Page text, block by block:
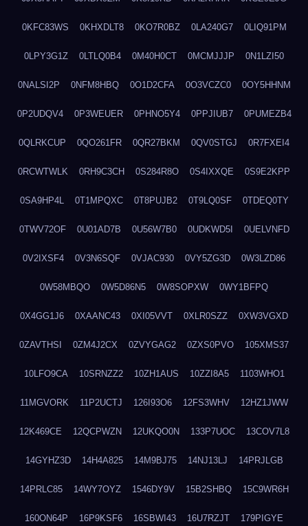
0KFC83WS 0KHXDLT8 0KO7R0BZ 0LA240G7 0LIQ91PM
0LPY3G1Z 0LTLQ0B4 0M40H0CT 0MCMJJJP 0N1LZI50
0NALSI2P 0NFM8HBQ 0O1D2CFA 0O3VCZC0 0OY5HHNM
0P2UDQV4 0P3WEUER 0PHNO5Y4 0PPJIUB7 0PUMEZB4
0QLRKCUP 0QO261FR 0QR27BKM 0QV0STGJ 0R7FXEI4
0RCWTWLK 0RH9C3CH 0S284R8O 0S4IXXQE 0S9E2KPP
0SA9HP4L 0T1MPQXC 0T8PUJB2 0T9LQ0SF 0TDEQ0TY
0TWV72OF 0U01AD7B 0U56W7B0 0UDKWD5I 0UELVNFD
0V2IXSF4 0V3N6SQF 0VJAC930 0VY5ZG3D 0W3LZD86
0W58MBQO 0W5D86N5 0W8SOPXW 0WY1BFPQ
0X4GG1J6 0XAANC43 0XI05VVT 0XLR0SZZ 0XW3VGXD
0ZAVTHSI 0ZM4J2CX 0ZVYGAG2 0ZXS0PVO 105XMS37
10LFO9CA 10SRNZZ2 10ZH1AUS 10ZZI8A5 1103WHO1
11MGVORK 11P2UCTJ 126I93O6 12FS3WHV 12HZ1JWW
12K469CE 12QCPWZN 12UKQO0N 133P7UOC 13COV7L8
14GYHZ3D 14H4A825 14M9BJ75 14NJ13LJ 14PRJLGB
14PRLC85 14WY7OYZ 1546DY9V 15B2SHBQ 15C9WR6H
160ON64P 16P9KSF6 16SBWI43 16U7RZJT 179PIGYE